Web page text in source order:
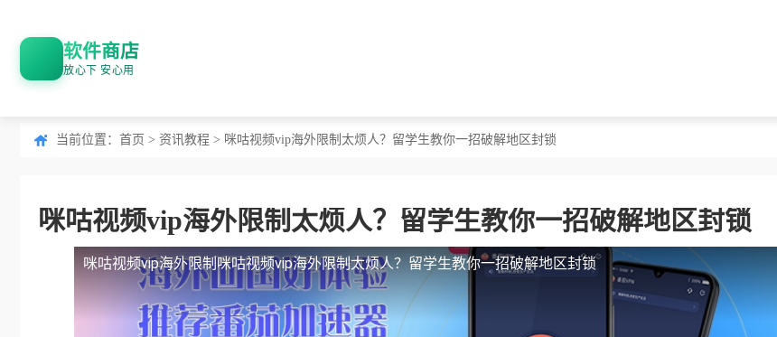
软件商店
放心下 安心用
当前位置： 首页 > 资讯教程 > 咪咕视频vip海外限制太烦人？留学生教你一招破解地区封锁
咪咕视频vip海外限制太烦人？留学生教你一招破解地区封锁
咪咕视频vip海外限制咪咕视频vip海外限制太烦人？留学生教你一招破解地区封锁